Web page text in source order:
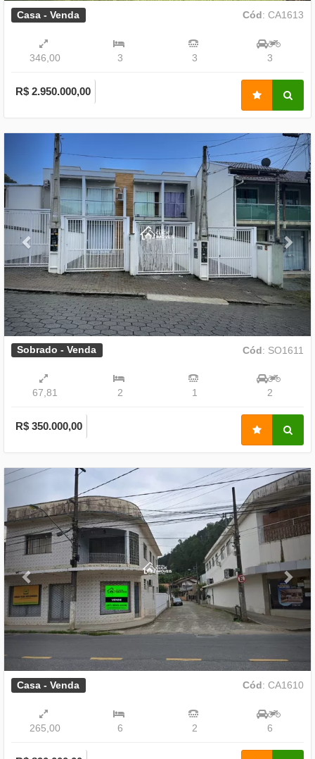
Casa - Venda Cód: CA1613
346,00 3 3 3
R$ 2.950.000,00
Previous
Sobrado - Venda Cód: SO1611
67,81 2 1 2
R$ 350.000,00
Previous
Casa - Venda Cód: CA1610
265,00 6 2 6